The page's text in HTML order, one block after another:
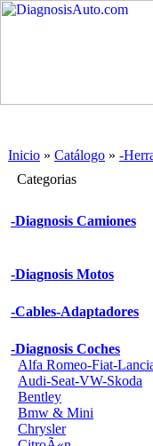
Inicio » Catálogo » -
Categorias
-Diagnosis Camiones
-Diagnosis Motos
-Cables-Adaptadores
-Diagnosis Coches
Alfa Romeo-Fiat-
Audi-Seat-VW-Skoda
Bentley
Bmw & Mini
Chrysler